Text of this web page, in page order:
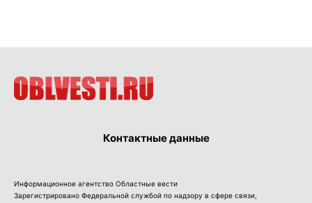
Контактные данные
Информационное агентство Областные вести
Зарегистрировано Федеральной службой по надзору в сфере связи,